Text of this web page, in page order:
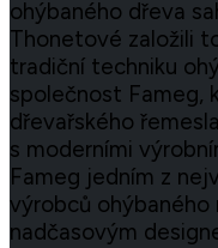
ohýbaného dřeva
Thonetové založili
tradiční techniku
společnost Fameg,
dřevařského
s moderními
Fameg jedním z
výrobců
nadčasovým